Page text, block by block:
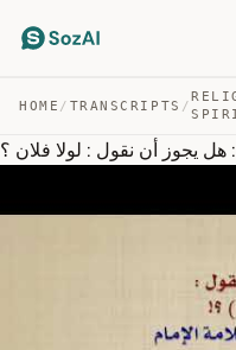
HOME / TRANSCRIPTS /